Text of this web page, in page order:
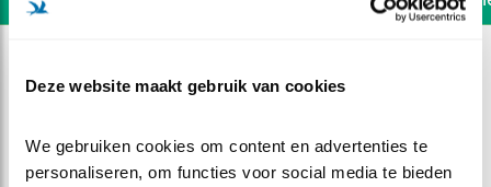
Deze website maakt gebruik van cookies
We gebruiken cookies om content en advertenties te
personaliseren, om functies voor social media te bieden